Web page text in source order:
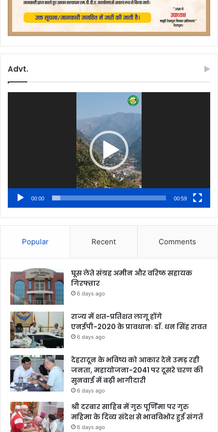
Advt.
00:00 00:59
Popular Recent Comments
घूस लेते संग्रह अमीन और वरिष्ठ सहायक
गिरफ्तार
6 days ago
राज्य में शत-प्रतिशत लागू होंगे
एनईपी-2020 के प्रावधानः डाॅ. धन सिंह रावत
6 days ago
देहरादून के भविष्य को आकार देने उमड़ रही
जनता, महायोजना-2041 पर दूसरे चरण की
सुनवाई में बढ़ी भागीदारी
6 days ago
श्री दरबार साहिब में गुरु पूर्णिमा पर गुरु
महिमा के दिव्य संदेश से भावविभोर हुई संगतें
6 days ago